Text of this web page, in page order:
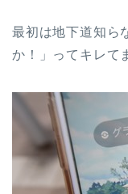
最初は地下道知ら
か！」ってキレて